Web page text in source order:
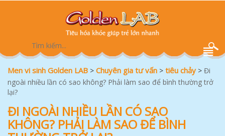
Men vi sinh Golden LAB > Chuyên gia tư vấn > tiêu chảy> Đi
ngoài nhiều lần có sao không? Phải làm sao để bình thường trở
lại?
ĐI NGOÀI NHIỀU LẦN CÓ SAO
KHÔNG? PHẢI LÀM SAO ĐỂ BÌNH